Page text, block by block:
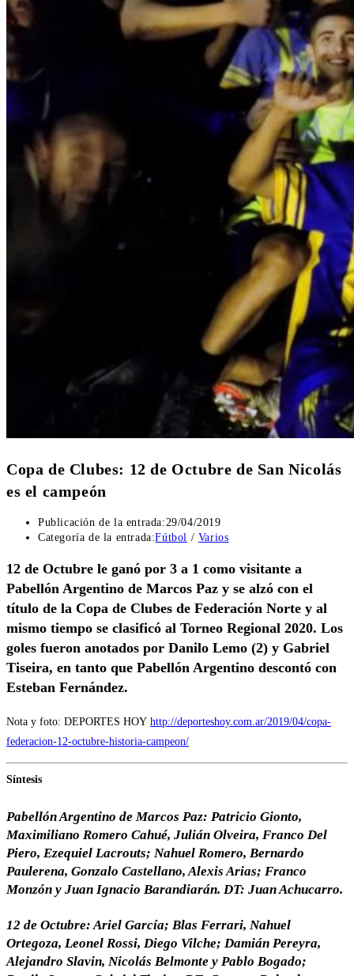
Copa de Clubes: 12 de Octubre de San Nicolás
es el campeón
Publicación de la entrada:29/04/2019
Categoría de la entrada:Fútbol / Varios
12 de Octubre le ganó por 3 a 1 como visitante a
Pabellón Argentino de Marcos Paz y se alzó con el
título de la Copa de Clubes de Federación Norte y al
mismo tiempo se clasificó al Torneo Regional 2020. Los
goles fueron anotados por Danilo Lemo (2) y Gabriel
Tiseira, en tanto que Pabellón Argentino descontó con
Esteban Fernández.
Nota y foto: DEPORTES HOY http://deporteshoy.com.ar/2019/04/copa-
federacion-12-octubre-historia-campeon/
Síntesis
Pabellón Argentino de Marcos Paz: Patricio Gionto,
Maximiliano Romero Cahué, Julián Olveira, Franco Del
Piero, Ezequiel Lacrouts; Nahuel Romero, Bernardo
Paulerena, Gonzalo Castellano, Alexis Arias; Franco
Monzón y Juan Ignacio Barandiarán. DT: Juan Achucarro.
12 de Octubre: Ariel García; Blas Ferrari, Nahuel
Ortegoza, Leonel Rossi, Diego Vilche; Damián Pereyra,
Alejandro Slavin, Nicolás Belmonte y Pablo Bogado;